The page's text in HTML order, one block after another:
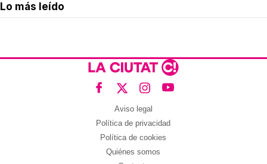
Lo más leído
Aviso legal
Política de privacidad
Política de cookies
Quiénes somos